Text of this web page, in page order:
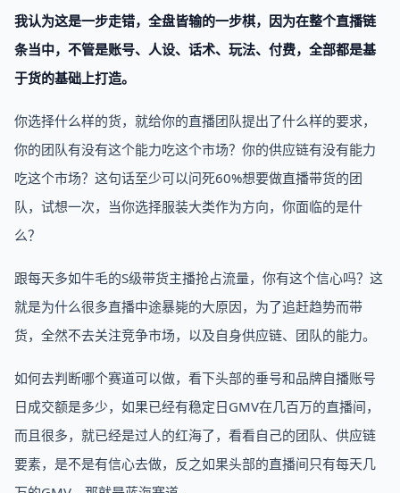
我认为这是一步走错，全盘皆输的一步棋，因为在整个直播链
条当中，不管是账号、人设、话术、玩法、付费，全部都是基
于货的基础上打造。
你选择什么样的货，就给你的直播团队提出了什么样的要求，
你的团队有没有这个能力吃这个市场？你的供应链有没有能力
吃这个市场？这句话至少可以问死60%想要做直播带货的团
队，试想一次，当你选择服装大类作为方向，你面临的是什
么？
跟每天多如牛毛的S级带货主播抢占流量，你有这个信心吗？这
就是为什么很多直播中途暴毙的大原因，为了追赶趋势而带
货，全然不去关注竞争市场，以及自身供应链、团队的能力。
如何去判断哪个赛道可以做，看下头部的垂号和品牌自播账号
日成交额是多少，如果已经有稳定日GMV在几百万的直播间，
而且很多，就已经是过人的红海了，看看自己的团队、供应链
要素，是不是有信心去做，反之如果头部的直播间只有每天几